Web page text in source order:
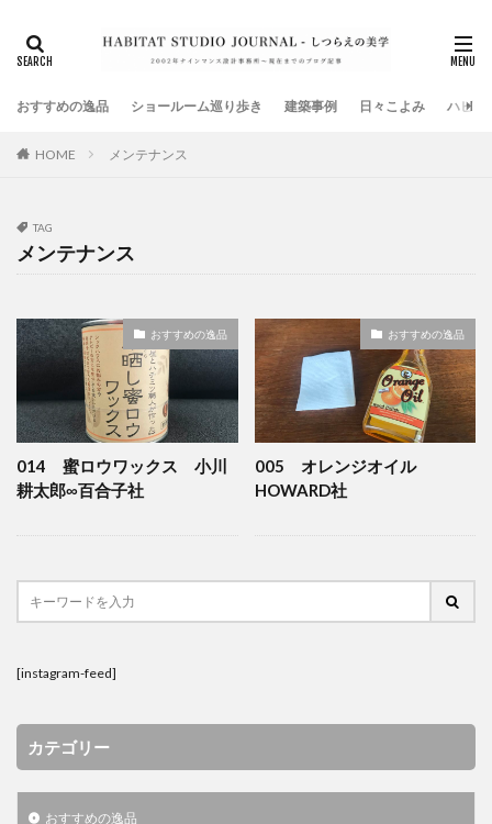
おすすめの逸品 ショールーム巡り歩き 建築事例 日々こよみ ハビタ
HOME メンテナンス
TAG
メンテナンス
おすすめの逸品
014 蜜ロウワックス 小川
耕太郎∞百合子社
おすすめの逸品
005 オレンジオイル
HOWARD社
[instagram-feed]
カテゴリー
おすすめの逸品
DJブース SHOP TOOL
お知らせ
クローゼット
ショールーム
タイル
家電
店舗デザイン 建築金物
弊社イベント
植物
模型 注文住宅
無垢床フローリング
照明設備
現場監理
社員研修旅行
美術館 耐震補強
衣装部屋
表札
造り付け家具 鍵 高気密
検索